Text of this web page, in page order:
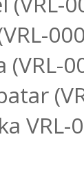
(VRL-